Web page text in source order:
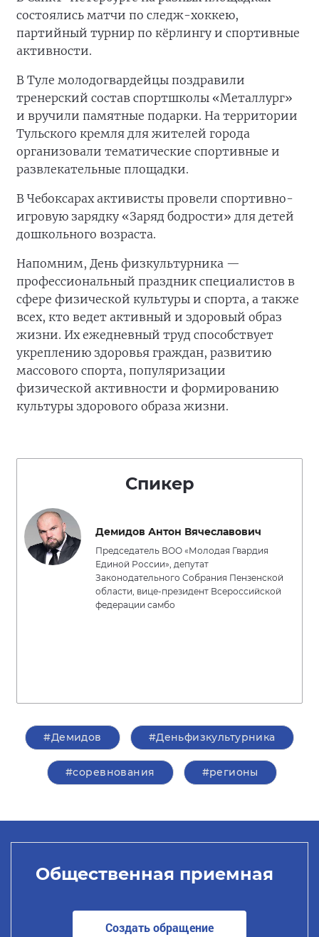
состоялись матчи по следж-хоккею,
партийный турнир по кёрлингу и спортивные
активности.
В Туле молодогвардейцы поздравили
тренерский состав спортшколы «Металлург»
и вручили памятные подарки. На территории
Тульского кремля для жителей города
организовали тематические спортивные и
развлекательные площадки.
В Чебоксарах активисты провели спортивно-
игровую зарядку «Заряд бодрости» для детей
дошкольного возраста.
Напомним, День физкультурника —
профессиональный праздник специалистов в
сфере физической культуры и спорта, а также
всех, кто ведет активный и здоровый образ
жизни. Их ежедневный труд способствует
укреплению здоровья граждан, развитию
массового спорта, популяризации
физической активности и формированию
культуры здорового образа жизни.
Спикер
Демидов Антон Вячеславович
Председатель ВОО «Молодая Гвардия
Единой России», депутат
Законодательного Собрания Пензенской
области, вице-президент Всероссийской
федерации самбо
#Демидов #Деньфизкультурника
#соревнования #регионы
Общественная приемная
Создать обращение